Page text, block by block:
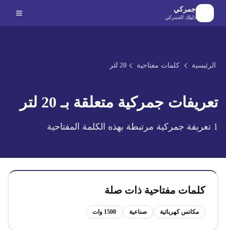
الانتقال إلى المحتوى الرئيسي
جمركي
دليلك الجمركي
الرئيسية كلمات مفتاحية 20 لتر
تعريفات جمركية متعلقة بـ 20 لتر
1 تعريفة جمركية مرتبطة بهذه الكلمة المفتاحية
كلمات مفتاحية ذات صلة
مكانس كهربائية صناعية 1500 وات